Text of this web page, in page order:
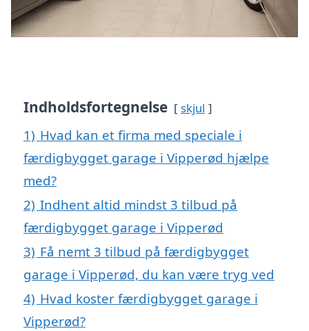
Indholdsfortegnelse skjul
1) Hvad kan et firma med speciale i
færdigbygget garage i Vipperød hjælpe
med?
2) Indhent altid mindst 3 tilbud på
færdigbygget garage i Vipperød
3) Få nemt 3 tilbud på færdigbygget
garage i Vipperød, du kan være tryg ved
4) Hvad koster færdigbygget garage i
Vipperød?